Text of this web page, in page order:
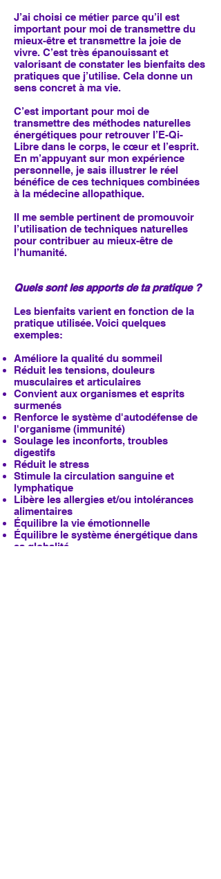
J’ai choisi ce métier parce qu’il est
important pour moi de transmettre du
mieux-être et transmettre la joie de
vivre. C’est très épanouissant et
valorisant de constater les bienfaits des
pratiques que j’utilise. Cela donne un
sens concret à ma vie.
C’est important pour moi de
transmettre des méthodes naturelles
énergétiques pour retrouver l’E-Qi-
Libre dans le corps, le cœur et l’esprit.
En m’appuyant sur mon expérience
personnelle, je sais illustrer le réel
bénéfice de ces techniques combinées
à la médecine allopathique.
Il me semble pertinent de promouvoir
l’utilisation de techniques naturelles
pour contribuer au mieux-être de
l’humanité.
Quels sont les apports de ta pratique ?
Les bienfaits varient en fonction de la
pratique utilisée. Voici quelques
exemples:
Améliore la qualité du sommeil
Réduit les tensions, douleurs
musculaires et articulaires
Convient aux organismes et esprits
surmenés
Renforce le système d'autodéfense de
l'organisme (immunité)
Soulage les inconforts, troubles
digestifs
Réduit le stress
Stimule la circulation sanguine et
lymphatique
Libère les allergies et/ou intolérances
alimentaires
Équilibre la vie émotionnelle
Équilibre le système énergétique dans
sa globalité